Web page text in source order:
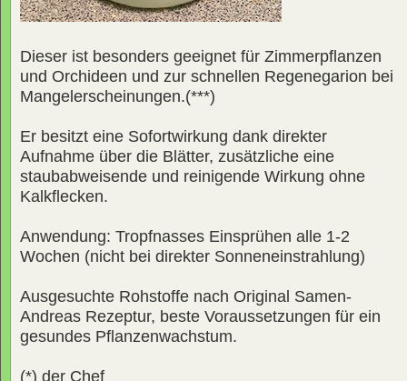
Dieser ist besonders geeignet für Zimmerpflanzen
und Orchideen und zur schnellen Regenegarion bei
Mangelerscheinungen.(***)
Er besitzt eine Sofortwirkung dank direkter
Aufnahme über die Blätter, zusätzliche eine
staubabweisende und reinigende Wirkung ohne
Kalkflecken.
Anwendung: Tropfnasses Einsprühen alle 1-2
Wochen (nicht bei direkter Sonneneinstrahlung)
Ausgesuchte Rohstoffe nach Original Samen-
Andreas Rezeptur, beste Voraussetzungen für ein
gesundes Pflanzenwachstum.
(*) der Chef